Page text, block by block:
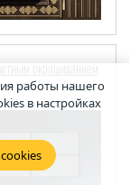
работы нашего
в настройках